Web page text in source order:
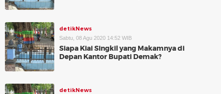
detikNews
Sabtu, 08 Agu 2020 14:52 WIB
Siapa Kiai Singkil yang Makamnya di
Depan Kantor Bupati Demak?
detikNews